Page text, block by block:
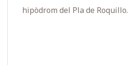
hipòdrom del Pla de Roquillo.